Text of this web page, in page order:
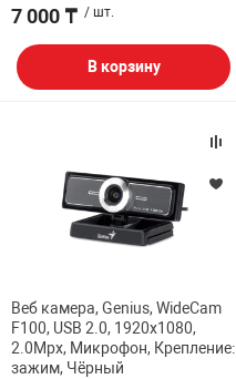
7 000 ₸ / шт.
В корзину
Веб камера, Genius, WideCam
F100, USB 2.0, 1920x1080,
2.0Mpx, Микрофон, Крепление:
зажим, Чёрный